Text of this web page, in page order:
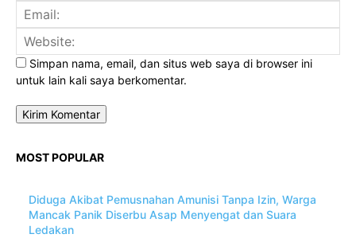
Simpan nama, email, dan situs web saya di browser ini
untuk lain kali saya berkomentar.
MOST POPULAR
Diduga Akibat Pemusnahan Amunisi Tanpa Izin, Warga
Mancak Panik Diserbu Asap Menyengat dan Suara
Ledakan